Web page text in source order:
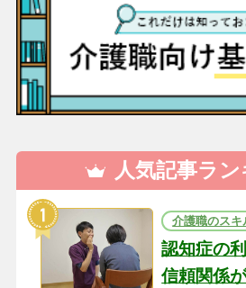
人気記事ラ
介護職のスキ
認知症の
信頼関係